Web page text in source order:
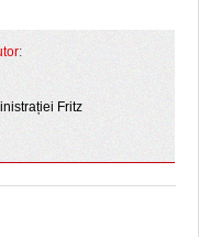
:
Fritz